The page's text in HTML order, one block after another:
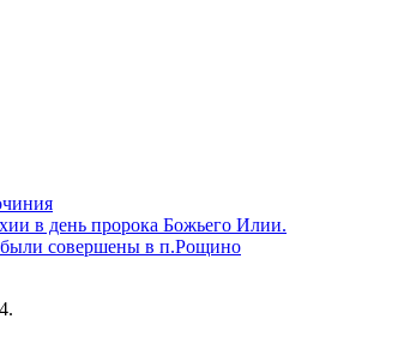
в день пророка Божьего Илии.
совершены в п.Рощино